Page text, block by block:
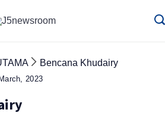
Bencana Khudairy
2023